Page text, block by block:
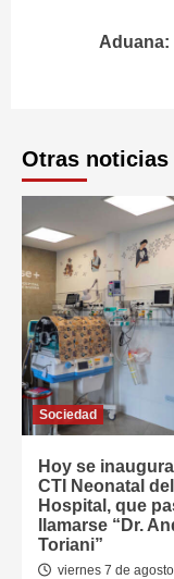
Aduana:
Otras noticias
Sociedad
Hoy se
CTI Neonatal del
Hospital, que
llamarse “Dr.
Toriani”
viernes 7 de